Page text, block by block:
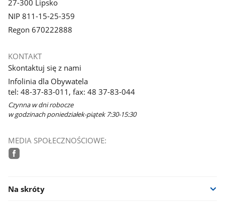
27-300 Lipsko
NIP 811-15-25-359
Regon 670222888
KONTAKT
Skontaktuj się z nami
Infolinia dla Obywatela
tel: 48-37-83-011, fax: 48 37-83-044
Czynna w dni robocze
w godzinach poniedziałek-piątek 7:30-15:30
MEDIA SPOŁECZNOŚCIOWE:
Na skróty